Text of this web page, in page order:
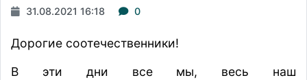
31.08.2021 16:18 0
Дорогие соотечественники!
В эти дни все мы, весь наш